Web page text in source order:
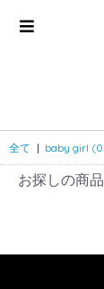
全て | baby girl
お探しの商